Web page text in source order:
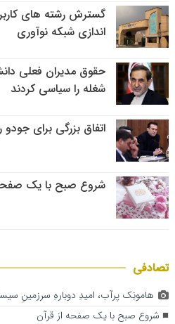
گسترش رشته های
اندازی شبکه نوآوری
حقوق مدیران فعلی
شغله را سیاسی کردند
اتفاق بزرگی برای
شروع صبح با یک
تصادفی
هامونِک پرآب، امیدِ دوبارهِ سرزمینِ
شروع صبح با یک صفحه از قرآن